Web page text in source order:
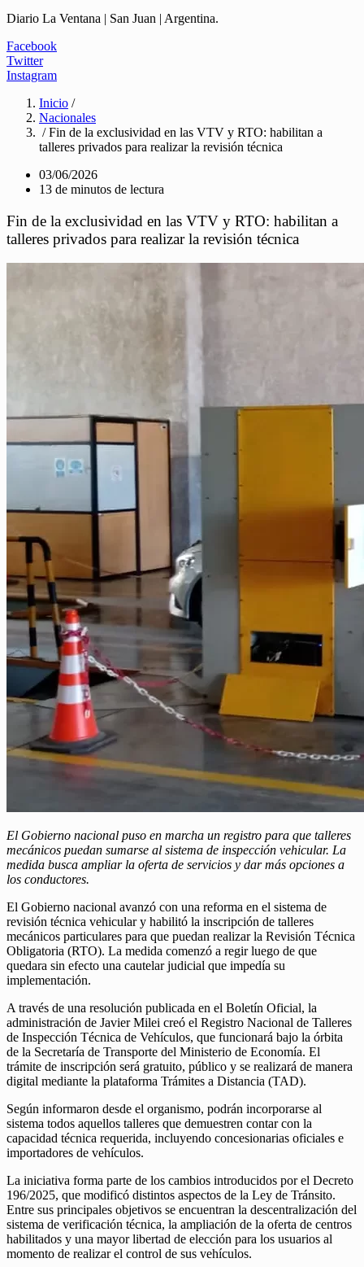
Diario La Ventana | San Juan | Argentina.
Facebook
Twitter
Instagram
Inicio /
Nacionales
/ Fin de la exclusividad en las VTV y RTO: habilitan a
talleres privados para realizar la revisión técnica
03/06/2026
13 de minutos de lectura
Fin de la exclusividad en las VTV y RTO: habilitan a
talleres privados para realizar la revisión técnica
El Gobierno nacional puso en marcha un registro para que talleres
mecánicos puedan sumarse al sistema de inspección vehicular. La
medida busca ampliar la oferta de servicios y dar más opciones a
los conductores.
El Gobierno nacional avanzó con una reforma en el sistema de
revisión técnica vehicular y habilitó la inscripción de talleres
mecánicos particulares para que puedan realizar la Revisión Técnica
Obligatoria (RTO). La medida comenzó a regir luego de que
quedara sin efecto una cautelar judicial que impedía su
implementación.
A través de una resolución publicada en el Boletín Oficial, la
administración de Javier Milei creó el Registro Nacional de Talleres
de Inspección Técnica de Vehículos, que funcionará bajo la órbita
de la Secretaría de Transporte del Ministerio de Economía. El
trámite de inscripción será gratuito, público y se realizará de manera
digital mediante la plataforma Trámites a Distancia (TAD).
Según informaron desde el organismo, podrán incorporarse al
sistema todos aquellos talleres que demuestren contar con la
capacidad técnica requerida, incluyendo concesionarias oficiales e
importadores de vehículos.
La iniciativa forma parte de los cambios introducidos por el Decreto
196/2025, que modificó distintos aspectos de la Ley de Tránsito.
Entre sus principales objetivos se encuentran la descentralización del
sistema de verificación técnica, la ampliación de la oferta de centros
habilitados y una mayor libertad de elección para los usuarios al
momento de realizar el control de sus vehículos.